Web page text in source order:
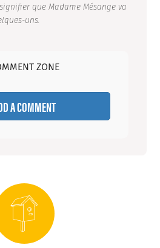
que Madame Mésange va
uns.
ZONE
A COMMENT